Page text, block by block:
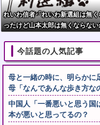
れいわ信者「れいわ新選組は無く
ったけど山本太郎は無くならない
今話題の人気記事
母と一緒の時に、明らかに
母「なんであんな歩き方な
中国人「一番悪いと思う
本が悪いと思ってるの？